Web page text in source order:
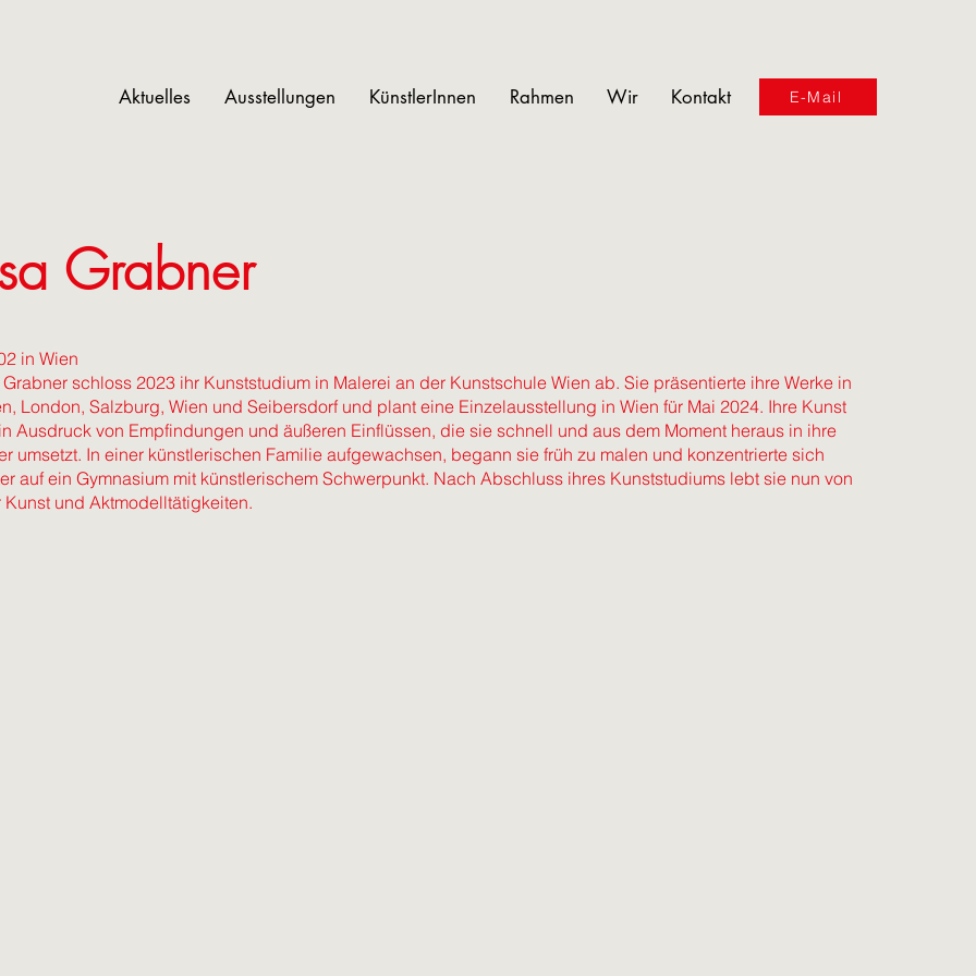
Aktuelles Ausstellungen KünstlerInnen Rahmen Wir Kontakt E-Mail
Grabner
in Wien
schloss 2023 ihr Kunststudium in Malerei an der Kunstschule Wien ab. Sie präsentierte ihre Werke in
London, Salzburg, Wien und Seibersdorf und plant eine Einzelausstellung in Wien für Mai 2024. Ihre Kunst
Ausdruck von Empfindungen und äußeren Einflüssen, die sie schnell und aus dem Moment heraus in ihre
umsetzt. In einer künstlerischen Familie aufgewachsen, begann sie früh zu malen und konzentrierte sich
auf ein Gymnasium mit künstlerischem Schwerpunkt. Nach Abschluss ihres Kunststudiums lebt sie nun von
Kunst und Aktmodelltätigkeiten.